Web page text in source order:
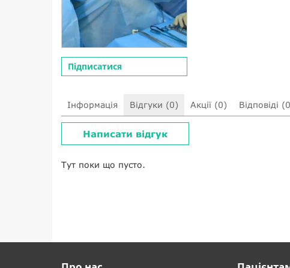
Підписатися
Інформація Відгуки (0) Акції (0) Відповіді
Написати відгук
Тут поки що пусто.